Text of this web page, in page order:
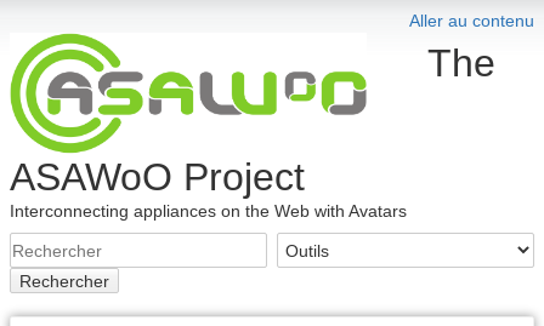
Aller au contenu
The
ASAWoO Project
Interconnecting appliances on the Web with Avatars
Rechercher